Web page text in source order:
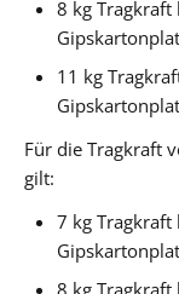
8 kg
11 kg
Für die Tragkraft
gilt:
7 kg
8 kg